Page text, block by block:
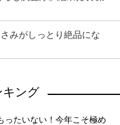
みがしっとり絶品にな
キング
ったいない！今年こそ極め